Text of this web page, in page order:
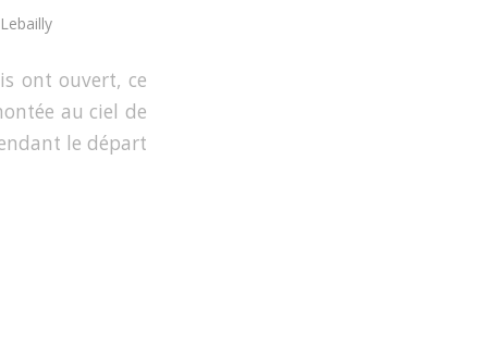
ont ouvert, ce
au ciel de
le départ